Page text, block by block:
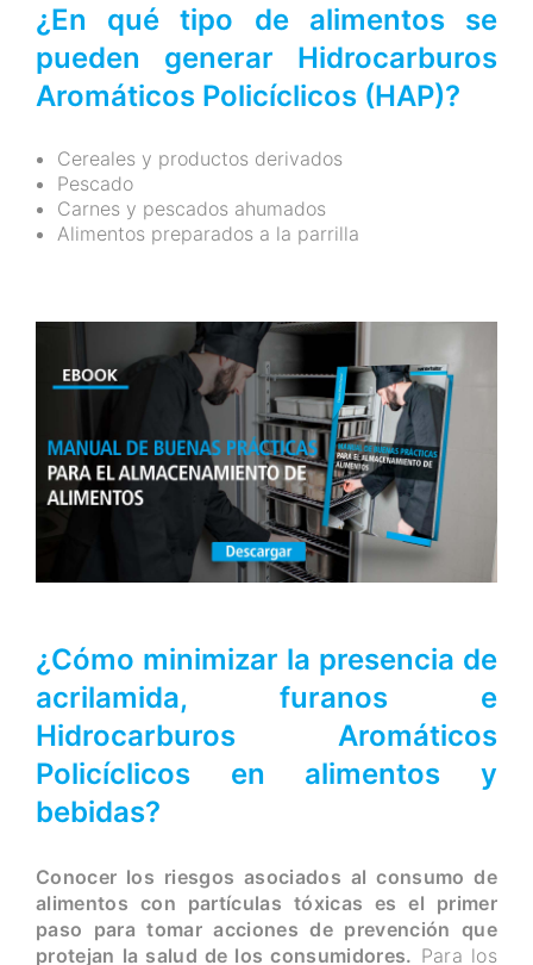
¿En qué tipo de alimentos se
pueden generar Hidrocarburos
Aromáticos Policíclicos (HAP)?
Cereales y productos derivados
Pescado
Carnes y pescados ahumados
Alimentos preparados a la parrilla
¿Cómo minimizar la presencia de
acrilamida, furanos e
Hidrocarburos Aromáticos
Policíclicos en alimentos y
bebidas?
Conocer los riesgos asociados al consumo de
alimentos con partículas tóxicas es el primer
paso para tomar acciones de prevención que
protejan la salud de los consumidores. Para los